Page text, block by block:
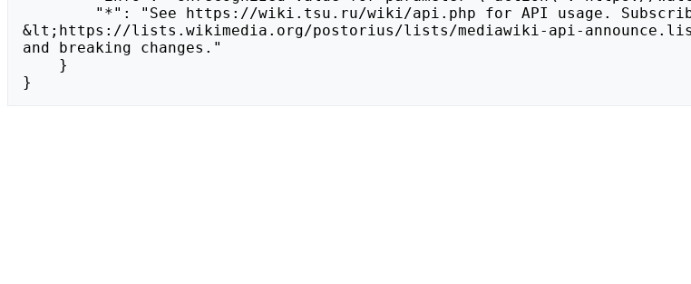
&lt;https://lists.wikimedia.org/postorius/lists/mediawiki-api-
and breaking changes."
}